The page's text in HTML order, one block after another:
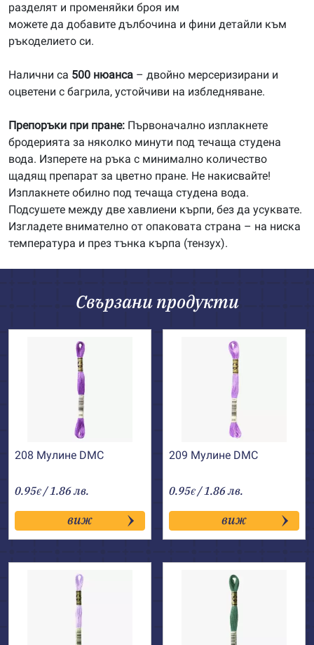
разделят и променяйки броя им
можете да добавите дълбочина и фини детайли към
ръкоделието си.
Налични са 500 нюанса – двойно мерсеризирани и
оцветени с багрила, устойчиви на избледняване.
Препоръки при пране: Първоначално изплакнете
бродерията за няколко минути под течаща студена
вода. Изперете на ръка с минимално количество
щадящ препарат за цветно пране. Не накисвайте!
Изплакнете обилно под течаща студена вода.
Подсушете между две хавлиени кърпи, без да усуквате.
Изгладете внимателно от опаковата страна – на ниска
температура и през тънка кърпа (тензух).
Свързани продукти
208 Мулине DMC
0.95€ / 1.86 лв.
виж
209 Мулине DMC
0.95€ / 1.86 лв.
виж